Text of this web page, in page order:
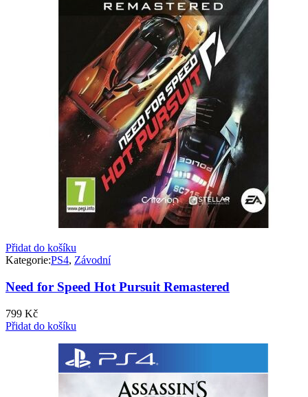
Přidat do košíku
Kategorie:PS4, Závodní
Need for Speed Hot Pursuit Remastered
799 Kč
Přidat do košíku